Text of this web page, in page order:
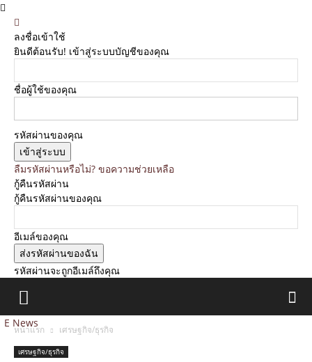
ลงชื่อเข้าใช้
ยินดีต้อนรับ! เข้าสู่ระบบบัญชีของคุณ
ชื่อผู้ใช้ของคุณ
รหัสผ่านของคุณ
ลืมรหัสผ่านหรือไม่? ขอความช่วยเหลือ
กู้คืนรหัสผ่าน
กู้คืนรหัสผ่านของคุณ
อีเมล์ของคุณ
รหัสผ่านจะถูกอีเมล์ถึงคุณ
E News
หน้าแรก เศรษฐกิจ/ธุรกิจ
เศรษฐกิจ/ธุรกิจ